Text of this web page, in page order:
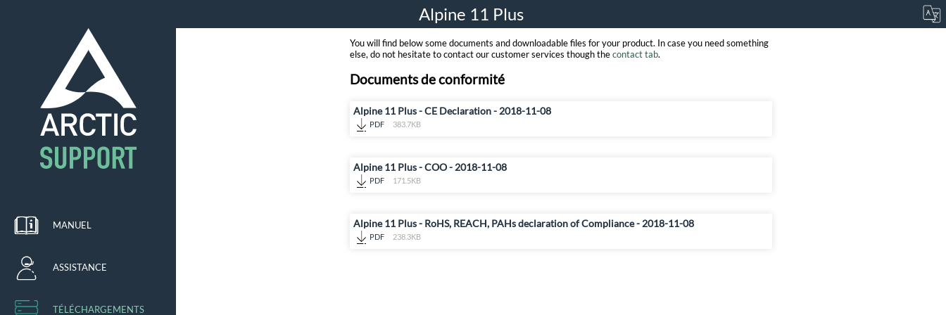
Alpine 11 Plus
MANUEL
ASSISTANCE
TÉLÉCHARGEMENTS
You will find below some documents and downloadable files for your product. In case you need something
else, do not hesitate to contact our customer services though thecontact tab.
Documents de conformité
Alpine 11 Plus - CE Declaration - 2018-11-08
PDF 383.7KB
Alpine 11 Plus - COO - 2018-11-08
PDF 171.5KB
Alpine 11 Plus - RoHS, REACH, PAHs declaration of Compliance - 2018-11-08
PDF 238.3KB